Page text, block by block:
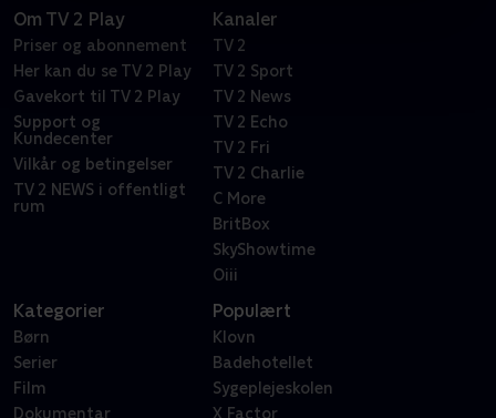
Om TV 2 Play
Priser og abonnement
Her kan du se TV 2 Play
Gavekort til TV 2 Play
Support og
Kundecenter
Vilkår og betingelser
TV 2 NEWS i offentligt
rum
Kanaler
TV 2
TV 2 Sport
TV 2 News
TV 2 Echo
TV 2 Fri
TV 2 Charlie
C More
BritBox
SkyShowtime
Oiii
Kategorier
Børn
Serier
Film
Dokumentar
Populært
Klovn
Badehotellet
Sygeplejeskolen
X Factor